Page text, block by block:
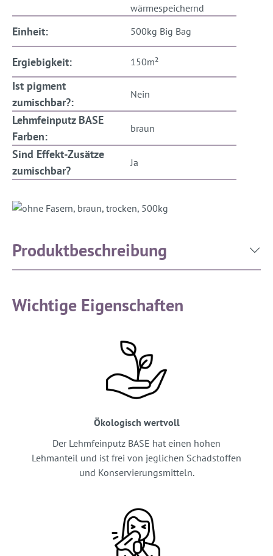
wärmespeichernd
Einheit: 500kg Big Bag
Ergiebigkeit: 150m²
Ist pigment
zumischbar?:
Nein
Lehmfeinputz BASE
Farben:
braun
Sind Effekt-Zusätze
zumischbar?
Ja
Produktbeschreibung
Wichtige Eigenschaften
Ökologisch wertvoll
Der Lehmfeinputz BASE hat einen hohen
Lehmanteil und ist frei von jeglichen Schadstoffen
und Konservierungsmitteln.